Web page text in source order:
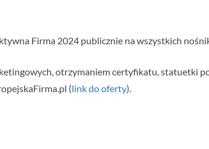
Firma 2024 publicznie na wszystkich
otrzymaniem certyfikatu, statuetki
(link do oferty).